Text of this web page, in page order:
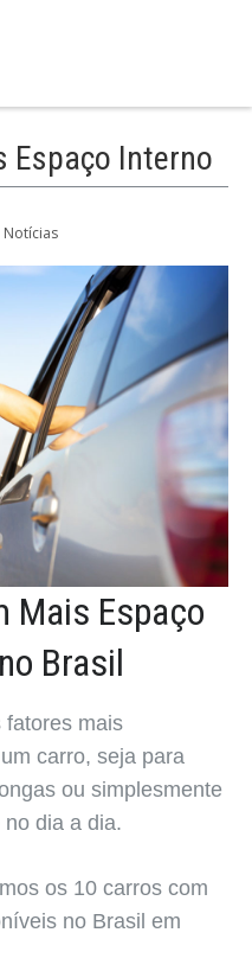
Espaço Interno
Notícias
Mais Espaço
Brasil
fatores mais
carro, seja para
ou simplesmente
dia a dia.
os 10 carros com
no Brasil em